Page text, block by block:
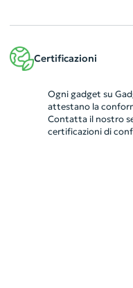
Certificazioni
Ogni gadget su
attestano la
Contatta il nostro
certificazioni di